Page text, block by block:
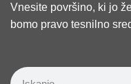
Vnesite površino, ki jo
bomo pravo tesnilno